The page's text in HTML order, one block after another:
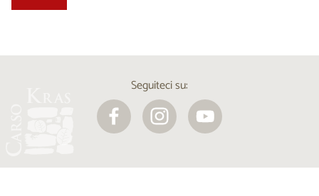
Seguiteci su: